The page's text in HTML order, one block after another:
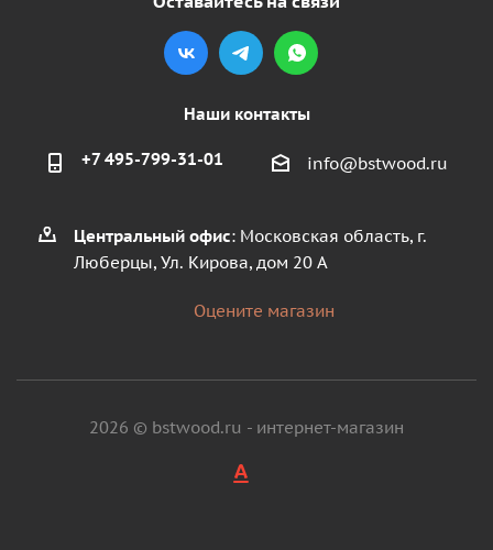
Наши контакты
+7 495-799-31-01 info@bstwood.ru
Центральный офис: Московская область, г.
Люберцы, Ул. Кирова, дом 20 А
Оцените магазин
2026 © bstwood.ru - интернет-магазин